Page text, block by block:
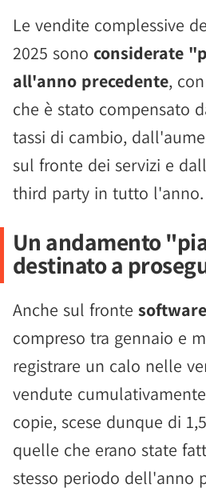
Le vendite complessive
2025 sono considerate
all'anno precedente,
che è stato compensato
tassi di cambio,
sul fronte dei servizi e
third party in tutto l'anno.
Un andamento
destinato a
Anche sul fronte software
compreso tra gennaio e
registrare un calo nelle
vendute
copie, scese dunque di
quelle che erano state
stesso periodo dell'anno